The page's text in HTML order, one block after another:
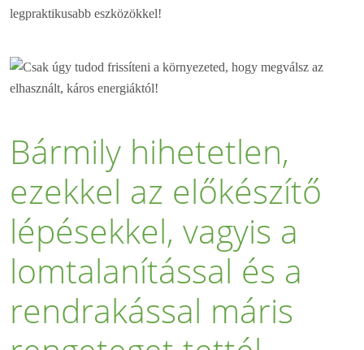
legpraktikusabb eszközökkel!
Bármily hihetetlen,
ezekkel az előkészítő
lépésekkel, vagyis a
lomtalanítással és a
rendrakással máris